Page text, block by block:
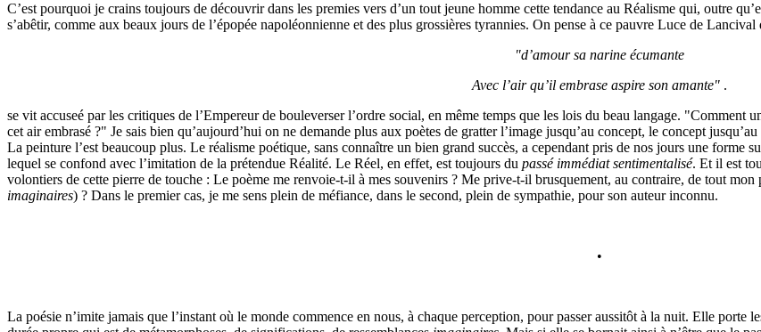
C’est pourquoi je crains toujours de découvrir dans les premies vers d’un tout jeune homme cette tendance au Réalisme qui, outre
s’abêtir, comme aux beaux jours de l’épopée napoléonnienne et des plus grossières tyrannies. On pense à ce pauvre Luce de
"d’amour sa narine écumante
Avec l’air qu’il embrase aspire son amante" .
se vit accuseé par les critiques de l’Empereur de bouleverser l’ordre social, en même temps que les lois du beau langage. "Comment
cet air embrasé ?" Je sais bien qu’aujourd’hui on ne demande plus aux poètes de gratter l’image jusqu’au concept, le concept
La peinture l’est beaucoup plus. Le réalisme poétique, sans connaître un bien grand succès, a cependant pris de nos jours une forme
lequel se confond avec l’imitation de la prétendue Réalité. Le Réel, en effet, est toujours du passé immédiat sentimentalisé. Et il est
volontiers de cette pierre de touche : Le poème me renvoie-t-il à mes souvenirs ? Me prive-t-il brusquement, au contraire, de tout
imaginaires) ? Dans le premier cas, je me sens plein de méfiance, dans le second, plein de sympathie, pour son auteur inconnu.
•
La poésie n’imite jamais que l’instant où le monde commence en nous, à chaque perception, pour passer aussitôt à la nuit. Elle porte